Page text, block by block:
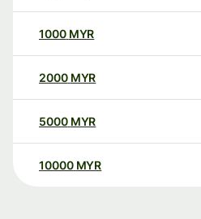
1000 MYR
2000 MYR
5000 MYR
10000 MYR